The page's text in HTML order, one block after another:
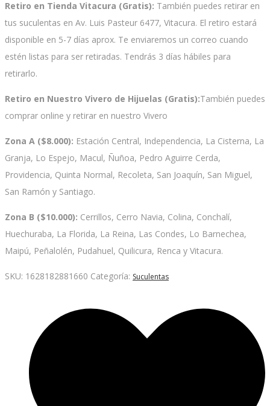
Retiro en Tienda Vitacura (Gratis): También puedes retirar en
tus suculentas en Av. Luis Pasteur 6477, Vitacura. El retiro estará
disponible en 5-7 días aprox. Te enviaremos un correo cuando
estén listas para ser retiradas. Tendrás 3 días hábiles para
retirarlo.
Retiro en Nuestro Vivero de Hijuelas (Gratis):También puedes
comprar online y retirar en nuestro Vivero
Zona A ($8.000): Estación Central, Independencia, La Cisterna, La
Granja, Lo Espejo, Macul, Ñuñoa, Pedro Aguirre Cerda,
Providencia, Quinta Normal, Recoleta, San Joaquín, San Miguel,
San Ramón y Santiago.
Zona B ($10.000): Cerrillos, Cerro Navia, Colina, Conchalí,
Huechuraba, La Florida, La Reina, Las Condes, Lo Barnechea,
Maipú, Peñalolén, Pudahuel, Quilicura, Renca y Vitacura.
SKU: 1628182881660 Categoría: Suculentas